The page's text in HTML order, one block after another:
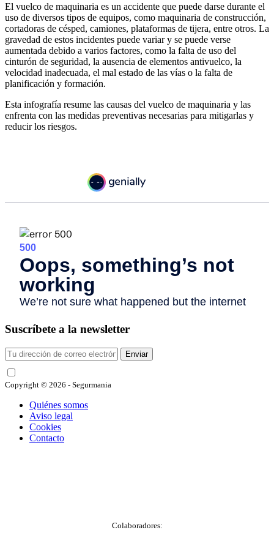
El vuelco de maquinaria es un accidente que puede darse durante el
uso de diversos tipos de equipos, como maquinaria de construcción,
cortadoras de césped, camiones, plataformas de tijera, entre otros. La
gravedad de estos incidentes puede variar y se puede verse
aumentada debido a varios factores, como la falta de uso del
cinturón de seguridad, la ausencia de elementos antivuelco, la
velocidad inadecuada, el mal estado de las vías o la falta de
planificación y formación.
Esta infografía resume las causas del vuelco de maquinaria y las
enfrenta con las medidas preventivas necesarias para mitigarlas y
reducir los riesgos.
Suscríbete a la newsletter
Enviar
Copyright © 2026 - Segurmania
Quiénes somos
Aviso legal
Cookies
Contacto
Colaboradores: